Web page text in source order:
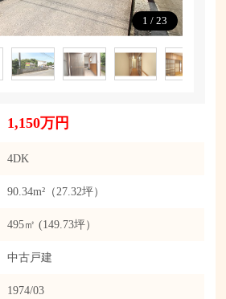
1 /23
1,150万円
4DK
90.34m²（27.32坪）
495㎡ (149.73坪）
中古戸建
1974/03